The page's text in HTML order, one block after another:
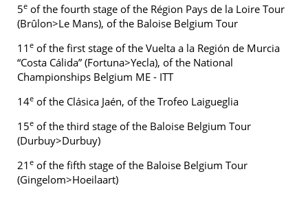
5e of the fourth stage of the Région Pays de la Loire Tour
(Brûlon>Le Mans), of the Baloise Belgium Tour
11 e of the first stage of the Vuelta a la Región de Murcia
“Costa Cálida” (Fortuna>Yecla), of the National
Championships Belgium ME - ITT
14e of the Clásica Jaén, of the Trofeo Laigueglia
15e of the third stage of the Baloise Belgium Tour
(Durbuy>Durbuy)
21 e of the fifth stage of the Baloise Belgium Tour
(Gingelom>Hoeilaart)